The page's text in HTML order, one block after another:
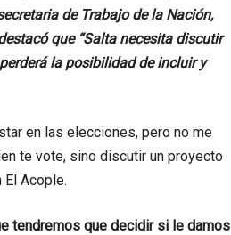
de Trabajo de la Nación,
que “Salta necesita discutir
la posibilidad de incluir y
en las elecciones, pero no me
te vote, sino discutir un proyecto
Acople.
tendremos que decidir si le damos